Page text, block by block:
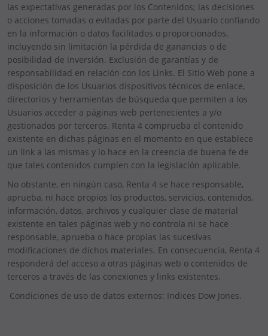
las expectativas generadas por los Contenidos; las decisiones
o acciones tomadas o evitadas por parte del Usuario confiando
en la información o datos facilitados o proporcionados,
incluyendo sin limitación la pérdida de ganancias o de
posibilidad de inversión. Exclusión de garantías y de
responsabilidad en relación con los Links. El Sitio Web pone a
disposición de los Usuarios dispositivos técnicos de enlace,
directorios y herramientas de búsqueda que permiten a los
Usuarios acceder a páginas web pertenecientes a y/o
gestionados por terceros. Renta 4 comprueba el contenido
existente en dichas páginas en el momento en que establece
un link a las mismas y lo hace en la creencia de buena fe de
que tales contenidos cumplen con la legislación aplicable.
No obstante, en ningún caso, Renta 4 se hace responsable,
aprueba, ni hace propios los productos, servicios, contenidos,
información, datos, archivos y cualquier clase de material
existente en tales páginas web y no controla ni se hace
responsable, aprueba o hace propias las sucesivas
modificaciones de dichos materiales. En consecuencia, Renta 4
responderá del acceso a otras páginas web o contenidos de
terceros a través de las conexiones y links existentes.
Condiciones de uso de datos externos: Indices Dow Jones.